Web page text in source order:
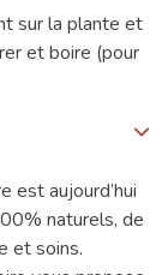
sur la plante et
et boire (pour
est aujourd’hui
naturels, de
et soins.